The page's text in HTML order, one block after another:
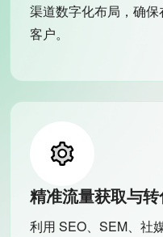
渠道数字化布局，确
客户。
精准流量获取与
利用 SEO、SEM、社